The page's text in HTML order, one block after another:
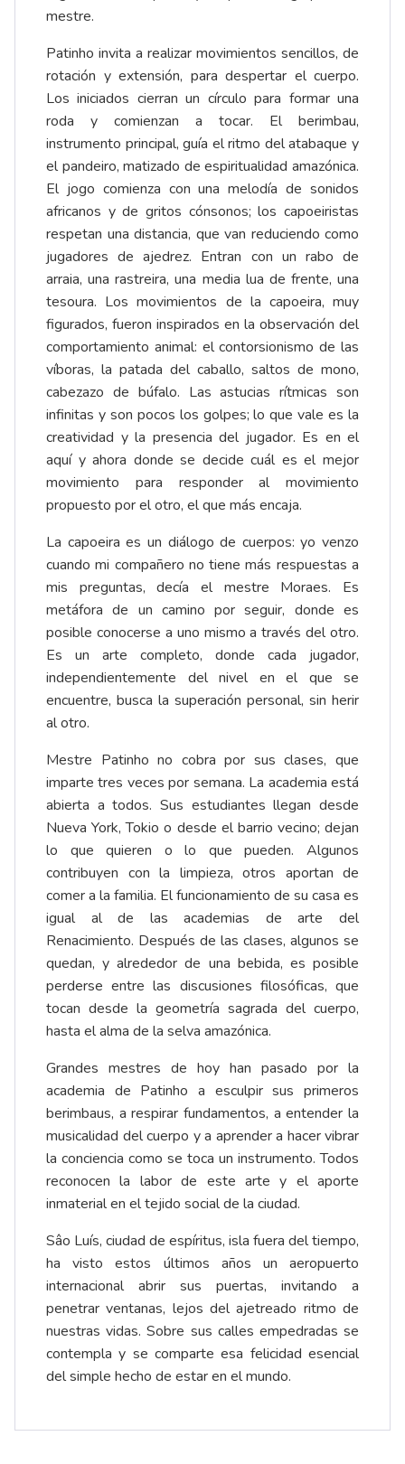
mestre.
Patinho invita a realizar movimientos sencillos, de
rotación y extensión, para despertar el cuerpo.
Los iniciados cierran un círculo para formar una
roda y comienzan a tocar. El berimbau,
instrumento principal, guía el ritmo del atabaque y
el pandeiro, matizado de espiritualidad amazónica.
El jogo comienza con una melodía de sonidos
africanos y de gritos cónsonos; los capoeiristas
respetan una distancia, que van reduciendo como
jugadores de ajedrez. Entran con un rabo de
arraia, una rastreira, una media lua de frente, una
tesoura. Los movimientos de la capoeira, muy
figurados, fueron inspirados en la observación del
comportamiento animal: el contorsionismo de las
víboras, la patada del caballo, saltos de mono,
cabezazo de búfalo. Las astucias rítmicas son
infinitas y son pocos los golpes; lo que vale es la
creatividad y la presencia del jugador. Es en el
aquí y ahora donde se decide cuál es el mejor
movimiento para responder al movimiento
propuesto por el otro, el que más encaja.
La capoeira es un diálogo de cuerpos: yo venzo
cuando mi compañero no tiene más respuestas a
mis preguntas, decía el mestre Moraes. Es
metáfora de un camino por seguir, donde es
posible conocerse a uno mismo a través del otro.
Es un arte completo, donde cada jugador,
independientemente del nivel en el que se
encuentre, busca la superación personal, sin herir
al otro.
Mestre Patinho no cobra por sus clases, que
imparte tres veces por semana. La academia está
abierta a todos. Sus estudiantes llegan desde
Nueva York, Tokio o desde el barrio vecino; dejan
lo que quieren o lo que pueden. Algunos
contribuyen con la limpieza, otros aportan de
comer a la familia. El funcionamiento de su casa es
igual al de las academias de arte del
Renacimiento. Después de las clases, algunos se
quedan, y alrededor de una bebida, es posible
perderse entre las discusiones filosóficas, que
tocan desde la geometría sagrada del cuerpo,
hasta el alma de la selva amazónica.
Grandes mestres de hoy han pasado por la
academia de Patinho a esculpir sus primeros
berimbaus, a respirar fundamentos, a entender la
musicalidad del cuerpo y a aprender a hacer vibrar
la conciencia como se toca un instrumento. Todos
reconocen la labor de este arte y el aporte
inmaterial en el tejido social de la ciudad.
Sâo Luís, ciudad de espíritus, isla fuera del tiempo,
ha visto estos últimos años un aeropuerto
internacional abrir sus puertas, invitando a
penetrar ventanas, lejos del ajetreado ritmo de
nuestras vidas. Sobre sus calles empedradas se
contempla y se comparte esa felicidad esencial
del simple hecho de estar en el mundo.